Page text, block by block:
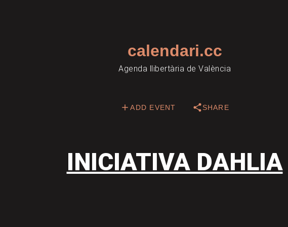
calendari.cc
Agenda llibertària de València
ADD EVENT SHARE
INICIATIVA DAHLIA